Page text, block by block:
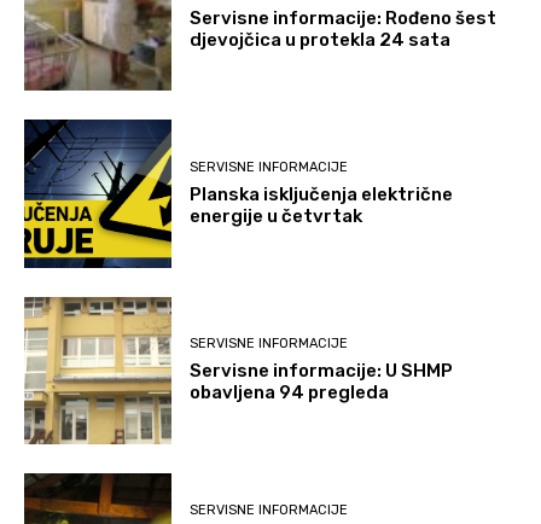
Servisne informacije: Rođeno šest
djevojčica u protekla 24 sata
SERVISNE INFORMACIJE
Planska isključenja električne
energije u četvrtak
SERVISNE INFORMACIJE
Servisne informacije: U SHMP
obavljena 94 pregleda
SERVISNE INFORMACIJE